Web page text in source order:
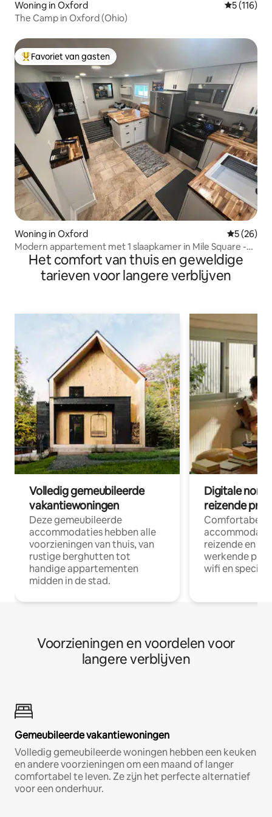
Woning in Oxford
5 (116)
The Camp in Oxford (Ohio)
Topfavoriet van gasten
Favoriet van gasten
Woning in Oxford
5 (26)
Modern appartement met 1 slaapkamer in Mile Square -
"Boss Beech"
Het comfort van thuis en geweldige
tarieven voor langere verblijven
Volledig gemeubileerde
vakantiewoningen
Deze gemeubileerde
accommodaties hebben alle
voorzieningen van thuis, van
rustige berghutten tot
handige appartementen
midden in de stad.
Digitale
reizende
Comfortabele
reizende en
werkende
wifi en
Voorzieningen en voordelen voor
langere verblijven
Gemeubileerde vakantiewoningen
Volledig gemeubileerde woningen hebben een keuken
en andere voorzieningen om een maand of langer
comfortabel te leven. Ze zijn het perfecte alternatief
voor een onderhuur.